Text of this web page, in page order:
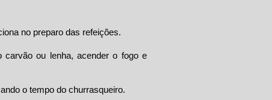
no preparo das refeições.
ou lenha, acender o fogo e
o tempo do churrasqueiro.